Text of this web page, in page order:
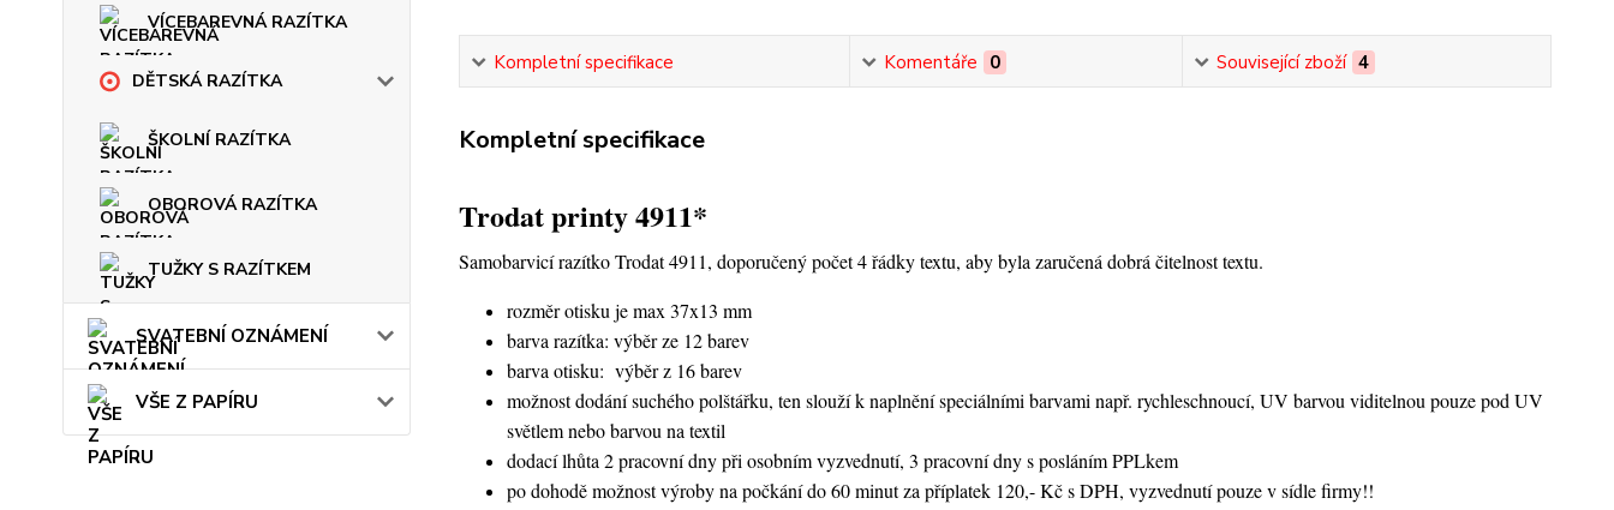
VÍCEBAREVNÁ RAZÍTKA
DĚTSKÁ RAZÍTKA
ŠKOLNÍ RAZÍTKA
OBOROVÁ RAZÍTKA
TUŽKY S RAZÍTKEM
SVATEBNÍ OZNÁMENÍ
VŠE Z PAPÍRU
Kompletní specifikace Komentáře 0 Související zboží 4
Kompletní specifikace
Trodat printy 4911*
Samobarvicí razítko Trodat 4911, doporučený počet 4 řádky textu, aby byla zaručená dobrá čitelnost textu.
rozměr otisku je max 37x13 mm
barva razítka: výběr ze 12 barev
barva otisku: výběr z 16 barev
možnost dodání suchého polštářku, ten slouží k naplnění speciálními barvami např. rychleschnoucí, UV barvou viditelnou pouze pod UV
světlem nebo barvou na textil
dodací lhůta 2 pracovní dny při osobním vyzvednutí, 3 pracovní dny s posláním PPLkem
po dohodě možnost výroby na počkání do 60 minut za příplatek 120,- Kč s DPH, vyzvednutí pouze v sídle firmy!!